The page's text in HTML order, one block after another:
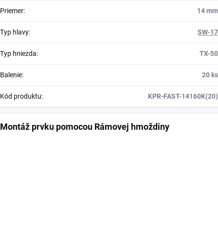
Priemer: 14 mm
Typ hlavy: SW-17
Typ hniezda: TX-50
Balenie: 20 ks
Kód produktu: KPR-FAST-14160K(20)
Montáž prvku pomocou Rámovej hmoždiny